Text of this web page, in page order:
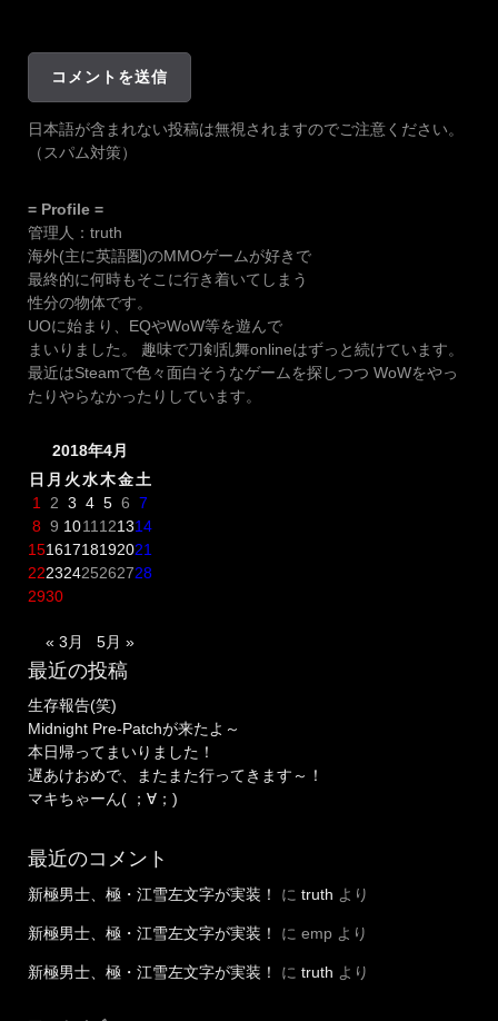
日本語が含まれない投稿は無視されますのでご注意ください。
（スパム対策）
= Profile =
管理人：truth
海外(主に英語圏)のMMOゲームが好きで
最終的に何時もそこに行き着いてしまう
性分の物体です。
UOに始まり、EQやWoW等を遊んで
まいりました。 趣味で刀剣乱舞onlineはずっと続けています。
最近はSteamで色々面白そうなゲームを探しつつ WoWをやっ
たりやらなかったりしています。
2018年4月
日 月 火水木金土
1
2 3 4 5 6 7
8 9 1011 121314
15161718192021
22232425262728
2930
« 3月 5月 »
最近の投稿
生存報告(笑)
Midnight Pre-Patchが来たよ～
本日帰ってまいりました！
遅あけおめで、またまた行ってきます～！
マキちゃーん( ；∀；)
最近のコメント
新極男士、極・江雪左文字が実装！ に truth より
新極男士、極・江雪左文字が実装！ に emp より
新極男士、極・江雪左文字が実装！ に truth より